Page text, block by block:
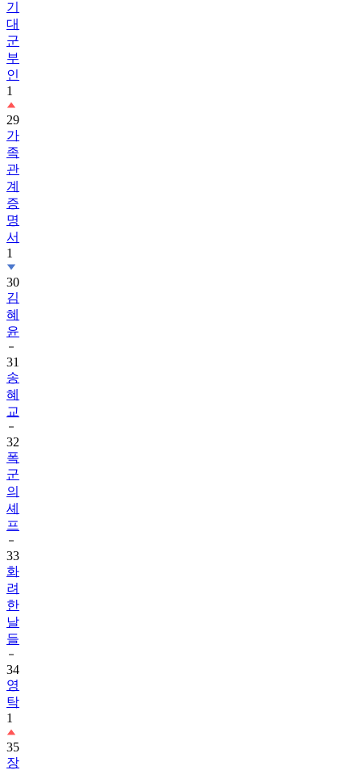
기
대
군
부
인
1
29
가
족
관
계
증
명
서
1
30
김
혜
윤
31
송
혜
교
32
폭
군
의
셰
프
33
화
려
한
날
들
34
영
탁
1
35
장